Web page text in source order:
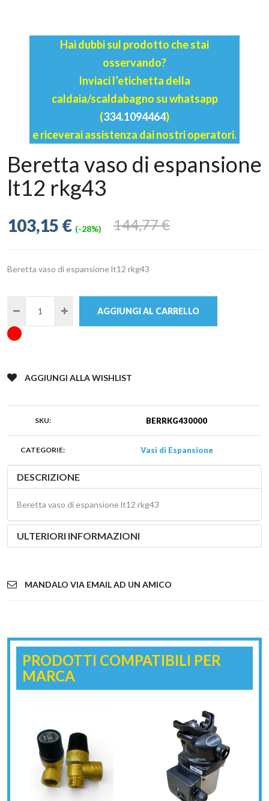
Hai dubbi sul prodotto che stai
osservando?
Inviaci l’etichetta della
caldaia/scaldabagno su whatsapp
(334.1094464)
e riceverai assistenza dai nostri operatori.
Beretta vaso di espansione
lt12 rkg43
144,77 €
103,15 € (-28%)
Beretta vaso di espansione lt12 rkg43
AGGIUNGI AL CARRELLO
AGGIUNGI ALLA WISHLIST
SKU: BERRKG430000
CATEGORIE: Vasi di Espansione
DESCRIZIONE
Beretta vaso di espansione lt12 rkg43
ULTERIORI INFORMAZIONI
MANDALO VIA EMAIL AD UN AMICO
PRODOTTI COMPATIBILI PER
MARCA